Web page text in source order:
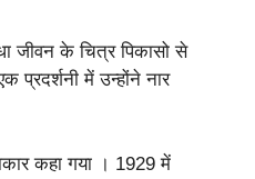
जीवन के चित्र पिकासो से
में उन्होंने नार
कहा गया । 1929 में